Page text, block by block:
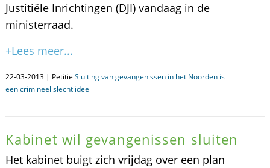
Justitiële Inrichtingen (DJI) vandaag in de
ministerraad.
+Lees meer...
22-03-2013 | Petitie Sluiting van gevangenissen in het Noorden is
een crimineel slecht idee
Kabinet wil gevangenissen sluiten
Het kabinet buigt zich vrijdag over een plan